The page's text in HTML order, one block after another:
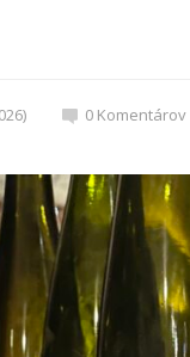
0 Komentárov